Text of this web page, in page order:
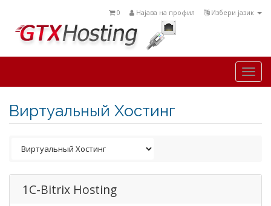
Избери јазик
Најава на профил
0
Виртуальный Хостинг
1C-Bitrix Hosting